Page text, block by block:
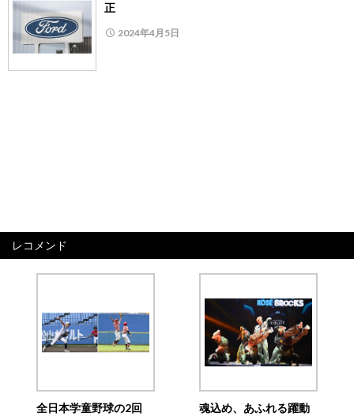
正
2024年4月5日
レコメンド
全日本学童野球の2回
魂込め、あふれる躍動